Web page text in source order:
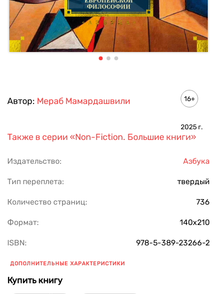
Автор: Мераб Мамардашвили 16+
2025 г.
Также в серии «Non-Fiction. Большие книги»
Издательство: Азбука
Тип переплета: твердый
Количество страниц: 736
Формат: 140х210
ISBN: 978-5-389-23266-2
ДОПОЛНИТЕЛЬНЫЕ ХАРАКТЕРИСТИКИ
Купить книгу